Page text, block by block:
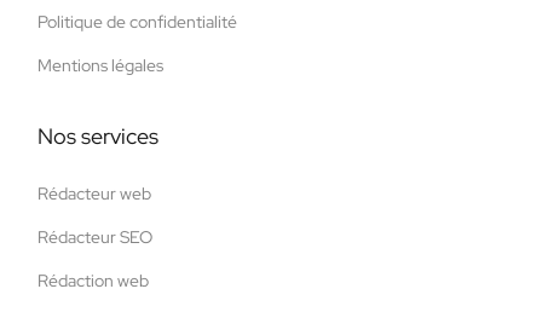
Politique de confidentialité
Mentions légales
Nos services
Rédacteur web
Rédacteur SEO
Rédaction web